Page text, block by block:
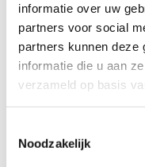
informatie over uw
partners voor social
partners kunnen deze
informatie die u aan
verzameld op basis
Noodzakelijk
Kun jij deze twee
Dan komen we graag
Profiel
Centrum):